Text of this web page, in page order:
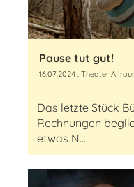
Pause tut gut!
16.07.2024 , Theater
Das letzte Stück
Rechnungen
etwas N...